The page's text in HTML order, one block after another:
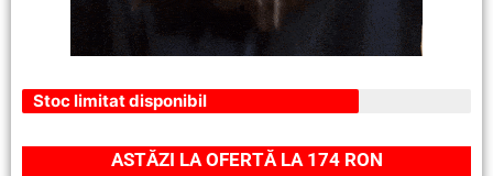
Stoc limitat disponibil
ASTĂZI LA OFERTĂ LA 174 RON